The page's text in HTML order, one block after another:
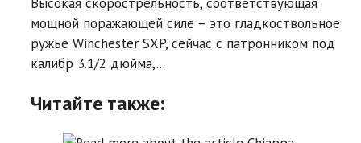
мощной поражающей силе – это гладкоствольное
ружье Winchester SXP, сейчас с патронником под
калибр 3.1/2 дюйма,...
Читайте также: